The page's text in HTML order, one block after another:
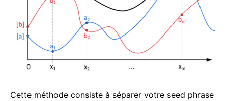
Cette méthode consiste à séparer votre seed phrase